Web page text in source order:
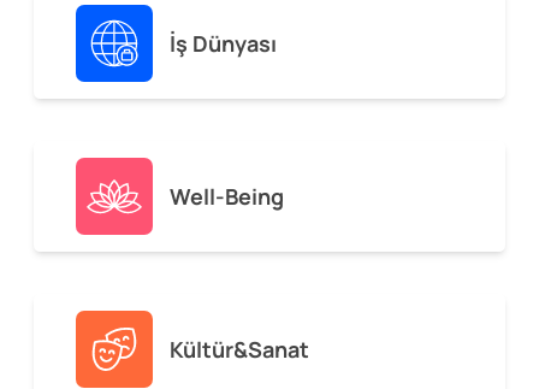
İş Dünyası
Well-Being
Kültür&Sanat